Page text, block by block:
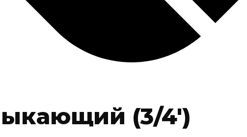
(3/4′)